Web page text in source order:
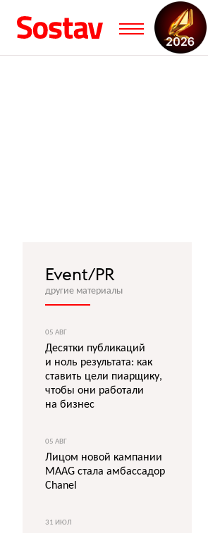
Event/PR
другие материалы
05 АВГ
Десятки публикаций
и ноль результата: как
ставить цели пиарщику,
чтобы они работали
на бизнес
05 АВГ
Лицом новой кампании
MAAG стала амбассадор
Chanel
31 ИЮЛ